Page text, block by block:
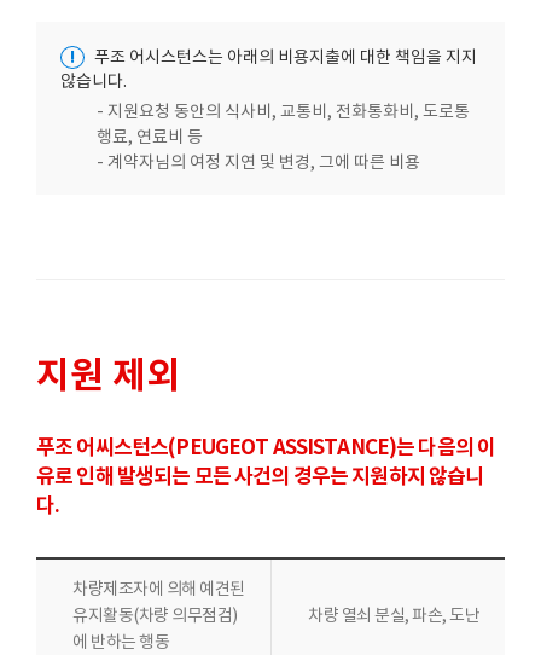
!
푸조 어시스턴스는 아래의 비용지출에 대한 책임을 지지
않습니다.
- 지원요청 동안의 식사비, 교통비, 전화통화비, 도로통
행료, 연료비 등
- 계약자님의 여정 지연 및 변경, 그에 따른 비용
지원 제외
푸조 어씨스턴스(PEUGEOT ASSISTANCE)는 다음의 이
유로 인해 발생되는 모든 사건의 경우는 지원하지 않습니
다.
차량제조자에 의해 예견된
유지활동(차량 의무점검)
에 반하는 행동
차량 열쇠 분실, 파손, 도난